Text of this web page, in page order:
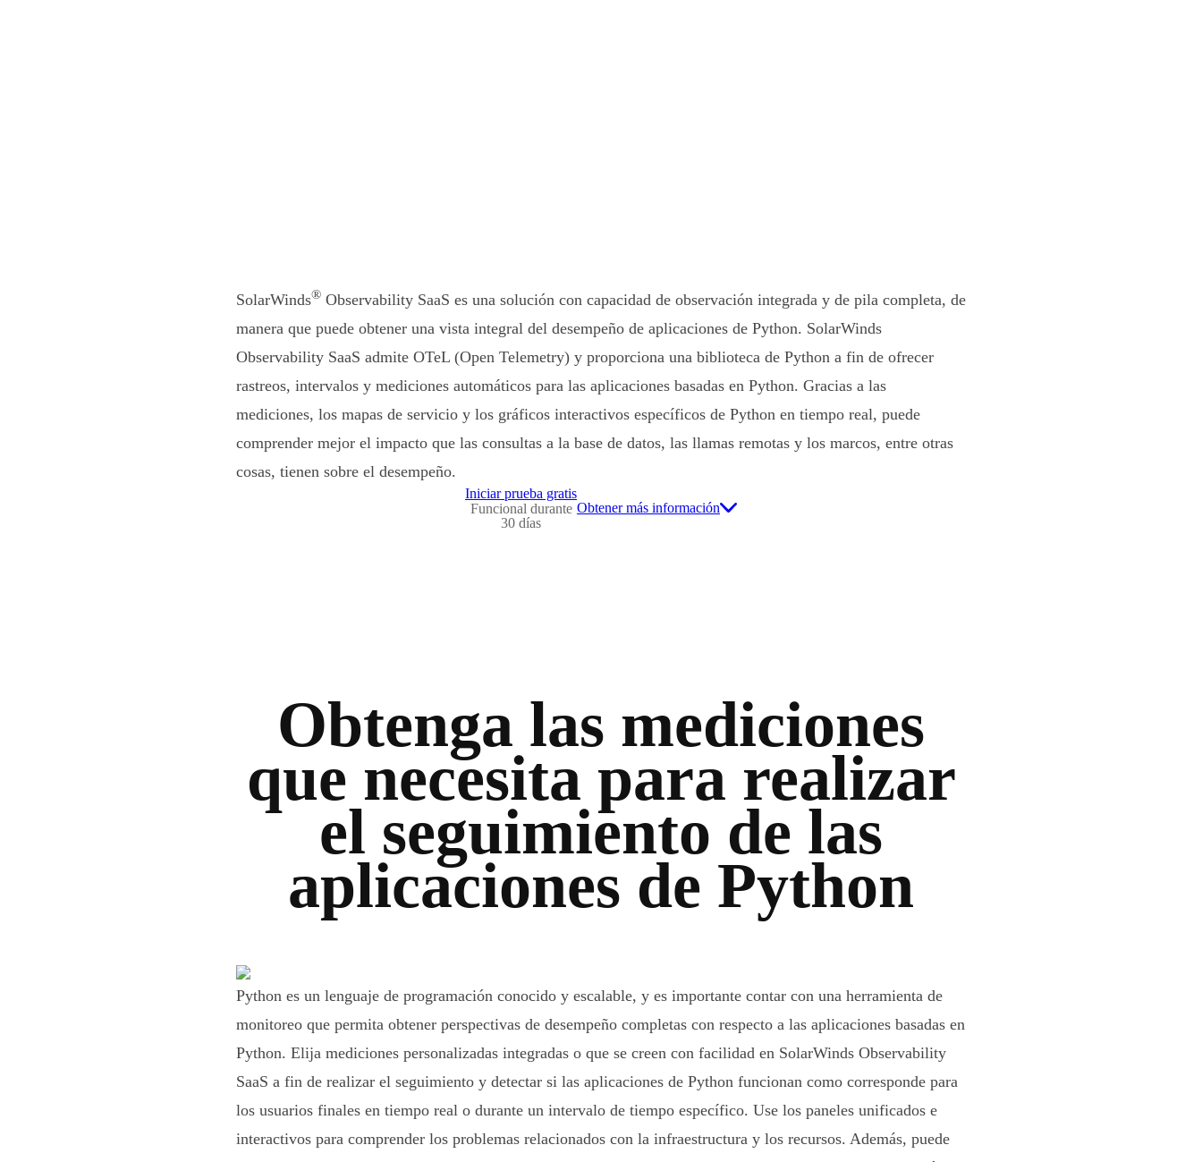
SolarWinds® Observability SaaS es una solución con capacidad de observación integrada y de pila completa, de
manera que puede obtener una vista integral del desempeño de aplicaciones de Python. SolarWinds
Observability SaaS admite OTeL (Open Telemetry) y proporciona una biblioteca de Python a fin de ofrecer
rastreos, intervalos y mediciones automáticos para las aplicaciones basadas en Python. Gracias a las
mediciones, los mapas de servicio y los gráficos interactivos específicos de Python en tiempo real, puede
comprender mejor el impacto que las consultas a la base de datos, las llamas remotas y los marcos, entre otras
cosas, tienen sobre el desempeño.
Iniciar prueba gratis
Funcional durante
30 días
Obtener más información
Obtenga las mediciones
que necesita para realizar
el seguimiento de las
aplicaciones de Python
Python es un lenguaje de programación conocido y escalable, y es importante contar con una herramienta de
monitoreo que permita obtener perspectivas de desempeño completas con respecto a las aplicaciones basadas en
Python. Elija mediciones personalizadas integradas o que se creen con facilidad en SolarWinds Observability
SaaS a fin de realizar el seguimiento y detectar si las aplicaciones de Python funcionan como corresponde para
los usuarios finales en tiempo real o durante un intervalo de tiempo específico. Use los paneles unificados e
interactivos para comprender los problemas relacionados con la infraestructura y los recursos. Además, puede